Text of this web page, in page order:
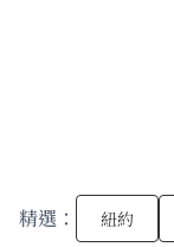
精選： 紐約